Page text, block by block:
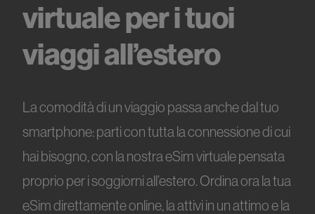
virtuale per i tuoi
viaggi all’estero
La comodità di un viaggio passa anche dal tuo
smartphone: parti con tutta la connessione di cui
hai bisogno, con la nostra eSim virtuale pensata
proprio per i soggiorni all’estero. Ordina ora la tua
eSim direttamente online, la attivi in un attimo e la